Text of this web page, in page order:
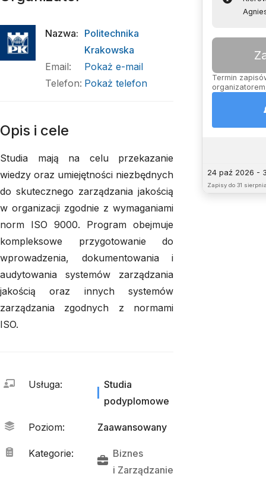
Termin
24 paź 2026 -
Zapisy do 31
Nazwa: Politechnika
Krakowska
Email:
Pokaż e-mail
Telefon: Pokaż telefon
Opis i cele
Studia mają na celu przekazanie
wiedzy oraz umiejętności niezbędnych
do skutecznego zarządzania jakością
w organizacji zgodnie z wymaganiami
norm ISO 9000. Program obejmuje
kompleksowe przygotowanie do
wprowadzenia, dokumentowania i
audytowania systemów zarządzania
jakością oraz innych systemów
zarządzania zgodnych z normami
ISO.
Usługa:
Studia
podyplomowe
Poziom: Zaawansowany
Kategorie:
Biznes
i Zarządzanie